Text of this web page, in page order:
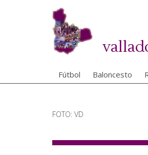
Fútbol Baloncesto
FOTO: VD